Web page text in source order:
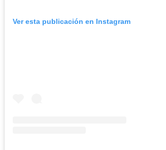
Ver esta publicación en Instagram